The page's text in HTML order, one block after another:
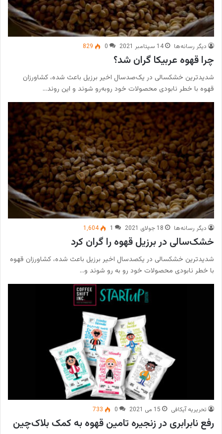
دیگر رسانه‌ها 14 سپتامبر 2021 0
829
چرا قهوه عربیکا گران شد؟
شدیدترین خشکسالی در یک‌صدسال اخیر برزیل باعث شده، کشاورزان
قهوه با خطر نابودی محصولات خود رو‌به‌رو شوند و این روند…
دیگر رسانه‌ها 18 جولای 2021 1
1,604
خشک‌سالی در برزیل قهوه را گران کرد
شدیدترین خشکسالی در یکصدسال اخیر برزیل باعث شده، کشاورزان قهوه
با خطر نابودی محصولات خود رو به رو شوند و…
تحریریه آیکافی 15 می 2021 0
733
رفع نابرابری در زنجیره تامین قهوه به کمک بلاک‌چین